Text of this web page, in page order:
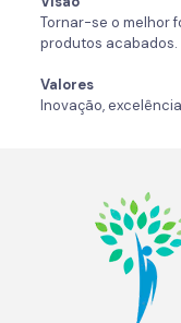
Tornar-se o melhor
produtos acabados.
Valores
Inovação,